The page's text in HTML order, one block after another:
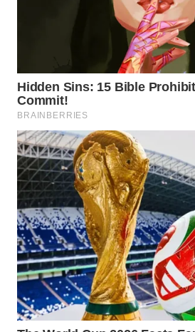
WN
CIANJUR
WN
KEPULAUAN
SERIBU
WN
TANGERANG
WN
BINJAI
WN
CIREBON